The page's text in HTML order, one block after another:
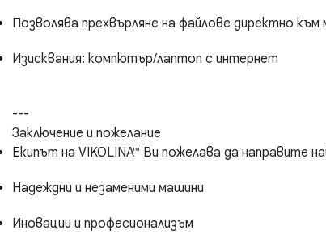
Позволява прехвърляне на файлове директно
Изисквания: компютър/лаптоп с интернет
---
Заключение и пожелание
Екипът на VIKOLINA™ Ви пожелава да направите
Надеждни и незаменими машини
Иновации и професионализъм